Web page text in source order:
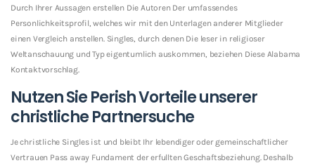
Durch Ihrer Aussagen erstellen Die Autoren Der umfassendes
Personlichkeitsprofil, welches wir mit den Unterlagen anderer Mitglieder
einen Vergleich anstellen. Singles, durch denen Die leser in religioser
Weltanschauung und Typ eigentumlich auskommen, beziehen Diese Alabama
Kontaktvorschlag.
Nutzen Sie Perish Vorteile unserer
christliche Partnersuche
Je christliche Singles ist und bleibt Ihr lebendiger oder gemeinschaftlicher
Vertrauen Pass away Fundament der erfullten Geschaftsbeziehung.Deshalb